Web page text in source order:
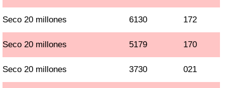
Seco 20 millones 6130 172
Seco 20 millones 5179 170
Seco 20 millones 3730 021